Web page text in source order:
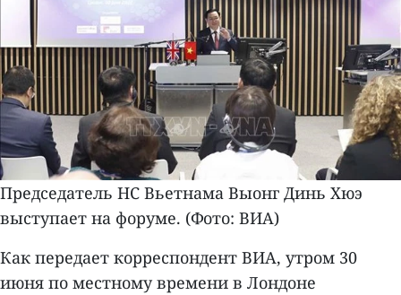
Председатель НС Вьетнама Выонг Динь Хюэ
выступает на форуме. (Фото: ВИА)
Как передает корреспондент ВИА, утром 30
июня по местному времени в Лондоне